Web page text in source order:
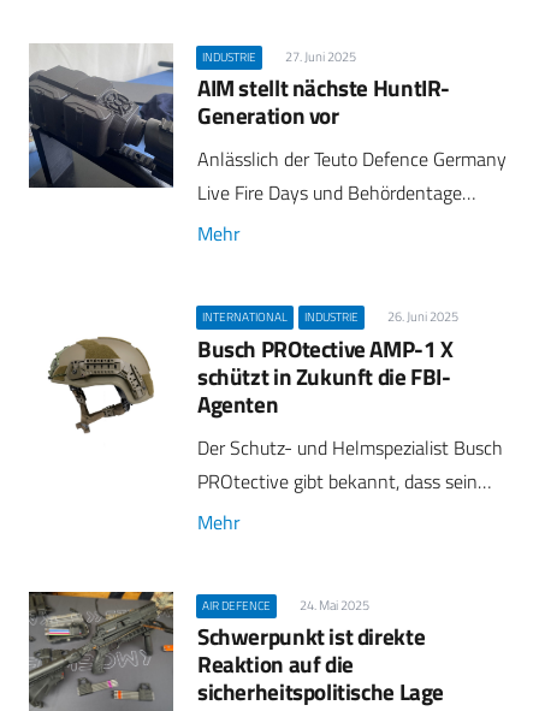
INDUSTRIE 27. Juni 2025
AIM stellt nächste HuntIR-
Generation vor
Anlässlich der Teuto Defence Germany
Live Fire Days und Behördentage…
Mehr
INTERNATIONAL INDUSTRIE 26. Juni 2025
Busch PROtective AMP-1 X
schützt in Zukunft die FBI-
Agenten
Der Schutz- und Helmspezialist Busch
PROtective gibt bekannt, dass sein…
Mehr
AIR DEFENCE 24. Mai 2025
Schwerpunkt ist direkte
Reaktion auf die
sicherheitspolitische Lage